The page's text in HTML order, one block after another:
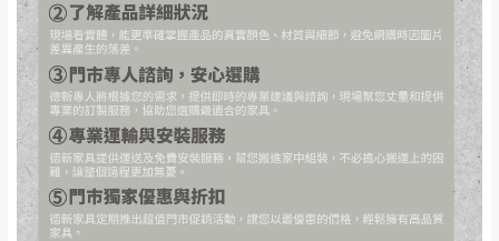
或停止運送服務。
百貨公司配送暫無法配合開店前、閉店後時段，並送
至百貨公司卸貨區為限，恕無法送至指定樓面。
《 如
遇百貨周年慶期間，恕暫停百貨公司相關運送 》
無回收家具服務，若需回收家俱可聯絡當地請清潔隊
回收,免付費清運專線：0800-085-717
若非商品品質瑕疵問題於鑑賞期內退貨之情
形，我們需酌收退貨運費。
如欲放置營業場所及公開場合之商品則無享
有商品一年保固之服務。
▪️訂單成立時請儘速於三日內完成付款，
殺價，商品均已最低價格售出，且在特定時日會給
予折扣，請密切注意。
▪️三 日內若未接獲您的匯款或轉帳通知，商品將不